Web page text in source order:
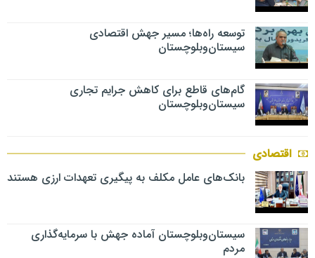
توسعه راه‌ها؛ مسیر جهش اقتصادی
سیستان‌وبلوچستان
گام‌های قاطع برای کاهش جرایم تجاری
سیستان‌وبلوچستان
اقتصادی
بانک‌های عامل مکلف به پیگیری تعهدات ارزی هستند
سیستان‌وبلوچستان آماده جهش با سرمایه‌گذاری
مردم